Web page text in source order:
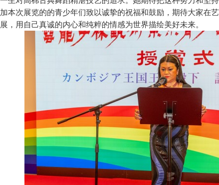
加本次展览的的青少年们致以诚挚的祝福和鼓励，期待大家在
展，用自己真诚的内心和纯粹的情感为世界描绘美好未来。